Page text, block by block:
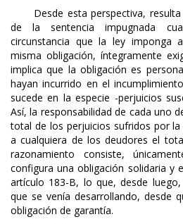
Desde esta perspectiva, resulta
de la sentencia impugnada
circunstancia que la ley imponga
misma obligación, íntegramente
implica que la obligación es
hayan incurrido en el
sucede en la especie -perjuicios
Así, la responsabilidad de cada uno
total de los perjuicios sufridos por
a cualquiera de los deudores el
razonamiento consiste,
configura una obligación solidaria y
artículo 183-B, lo que, desde
que se venía desarrollando, desde
obligación de garantía.